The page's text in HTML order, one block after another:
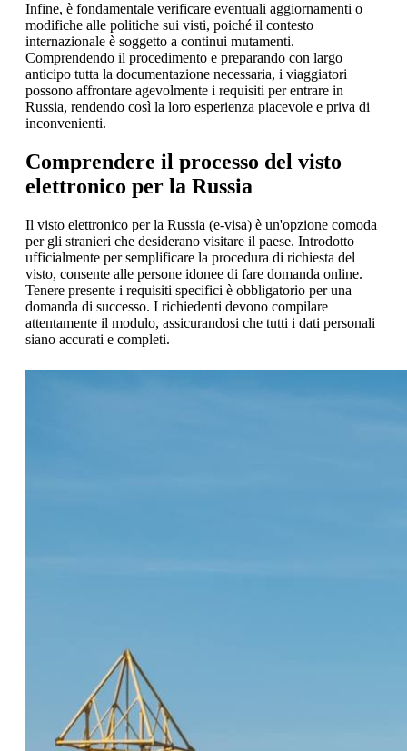
Infine, è fondamentale verificare eventuali aggiornamenti o
modifiche alle politiche sui visti, poiché il contesto
internazionale è soggetto a continui mutamenti.
Comprendendo il procedimento e preparando con largo
anticipo tutta la documentazione necessaria, i viaggiatori
possono affrontare agevolmente i requisiti per entrare in
Russia, rendendo così la loro esperienza piacevole e priva di
inconvenienti.
Comprendere il processo del visto
elettronico per la Russia
Il visto elettronico per la Russia (e-visa) è un'opzione comoda
per gli stranieri che desiderano visitare il paese. Introdotto
ufficialmente per semplificare la procedura di richiesta del
visto, consente alle persone idonee di fare domanda online.
Tenere presente i requisiti specifici è obbligatorio per una
domanda di successo. I richiedenti devono compilare
attentamente il modulo, assicurandosi che tutti i dati personali
siano accurati e completi.